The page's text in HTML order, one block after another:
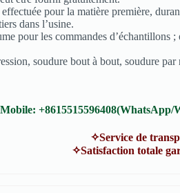
pour la matière première,
dans l’usine.
pour les commandes d’échantillons ;
soudure bout à bout, soudure par
Mobile: +8615515596408(WhatsApp/
de transport
✧Satisfaction totale